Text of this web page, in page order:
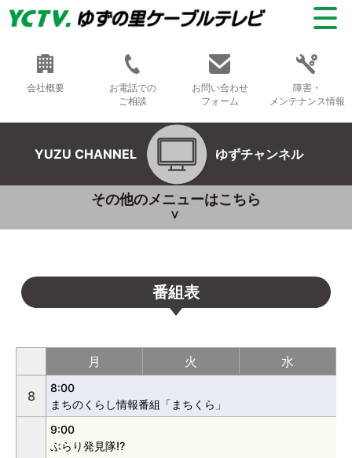
会社概要
お電話での
ご相談
お問い合わせ
フォーム
障害・
メンテナンス情報
YUZU CHANNEL ゆずチャンネル
その他のメニューはこちら
番組表
月 火 水
8
8:00
まちのくらし情報番組「まちくら」
9:00
ぶらり発見隊!?